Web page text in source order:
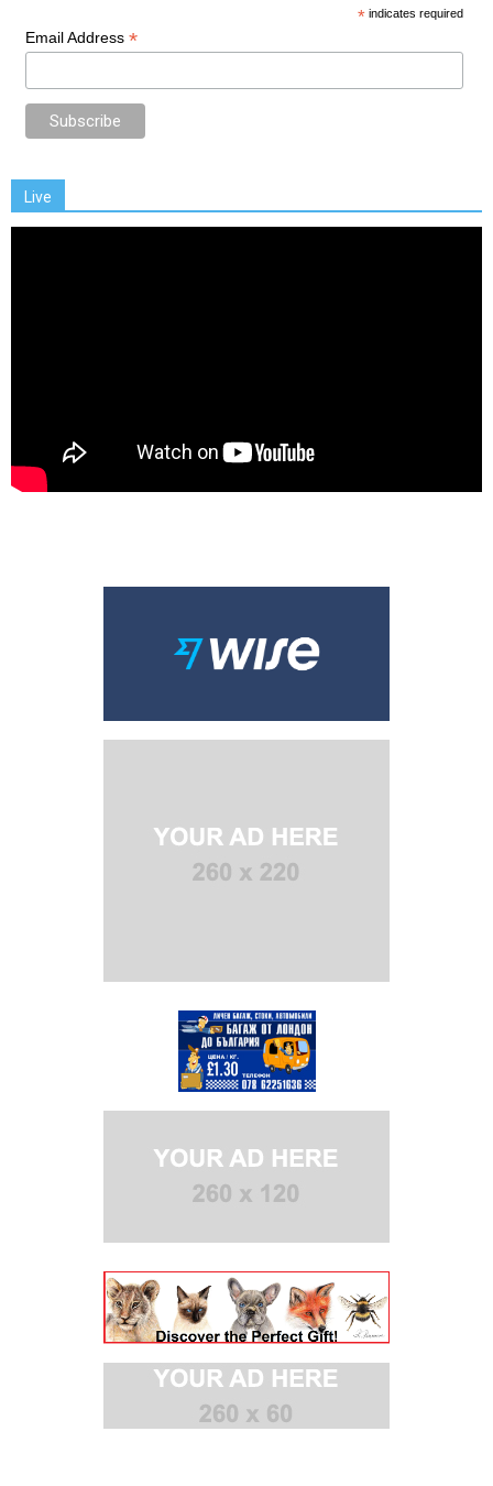
* indicates required
Email Address *
Live